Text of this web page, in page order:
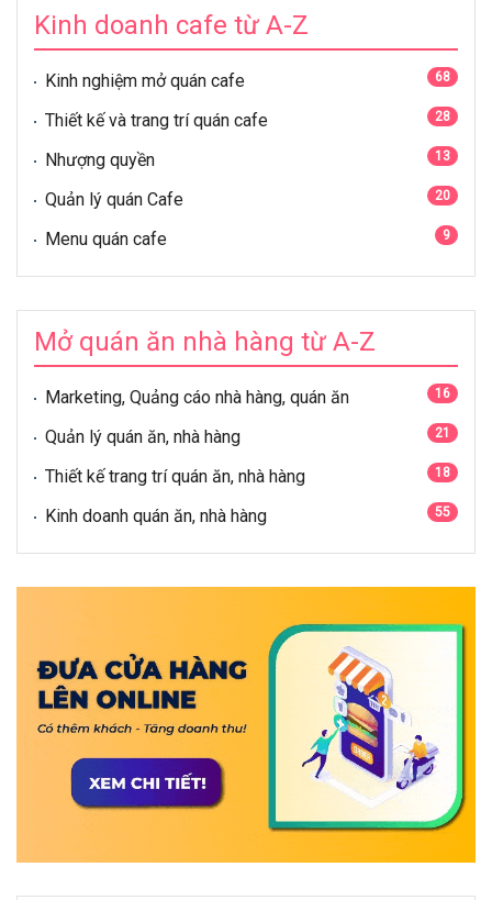
Kinh doanh cafe từ A-Z
Kinh nghiệm mở quán cafe 68
Thiết kế và trang trí quán cafe 28
Nhượng quyền 13
Quản lý quán Cafe 20
Menu quán cafe 9
Mở quán ăn nhà hàng từ A-Z
Marketing, Quảng cáo nhà hàng, quán ăn 16
Quản lý quán ăn, nhà hàng 21
Thiết kế trang trí quán ăn, nhà hàng 18
Kinh doanh quán ăn, nhà hàng 55